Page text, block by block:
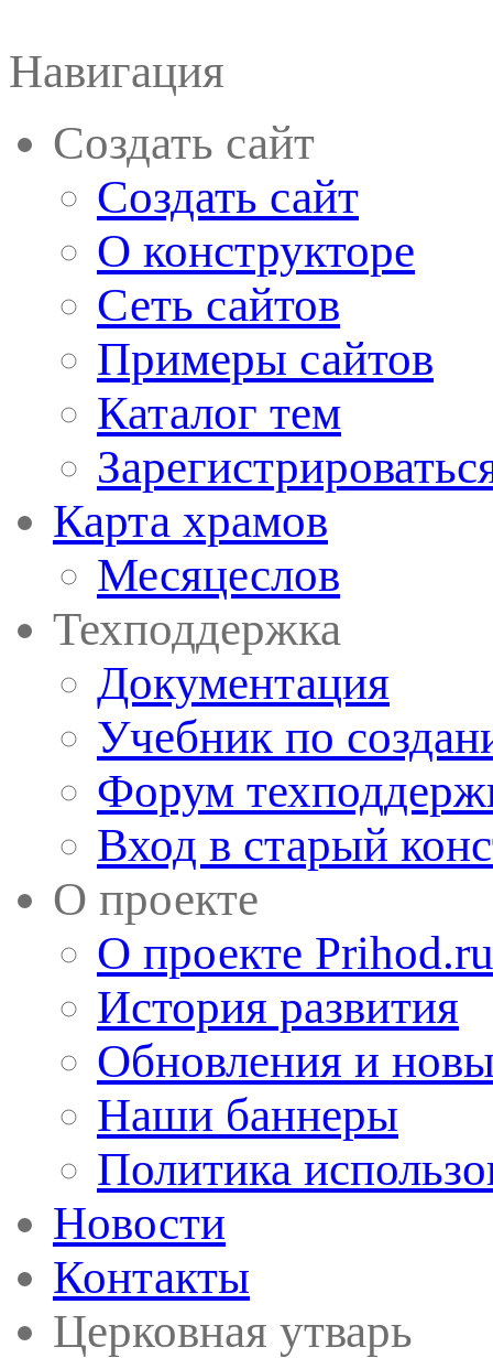
Навигация
Создать сайт
Создать сайт
О конструкторе
Сеть сайтов
Примеры сайтов
Каталог тем
Карта храмов
Месяцеслов
Техподдержка
Документация
Учебник по
Форум
Вход в старый
О проекте
О проекте Prihod.ru
История развития
Обновления и
Наши баннеры
Политика
Новости
Контакты
Церковная утварь